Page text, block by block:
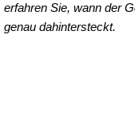
erfahren Sie, wann der
genau dahintersteckt.